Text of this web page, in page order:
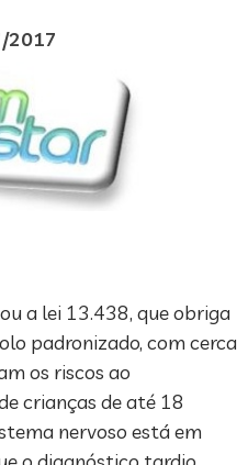
2017
a lei 13.438, que obriga
padronizado, com cerca
os riscos ao
crianças de até 18
nervoso está em